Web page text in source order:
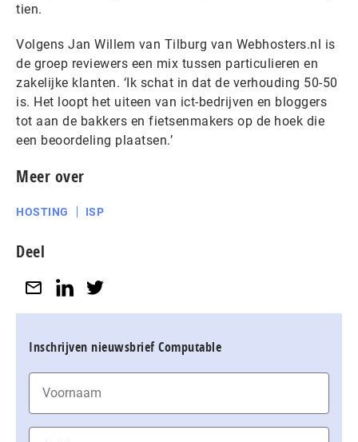
tien.
Volgens Jan Willem van Tilburg van Webhosters.nl is
de groep reviewers een mix tussen particulieren en
zakelijke klanten. ‘Ik schat in dat de verhouding 50-50
is. Het loopt het uiteen van ict-bedrijven en bloggers
tot aan de bakkers en fietsenmakers op de hoek die
een beoordeling plaatsen.’
Meer over
HOSTING ISP
Deel
Inschrijven nieuwsbrief Computable